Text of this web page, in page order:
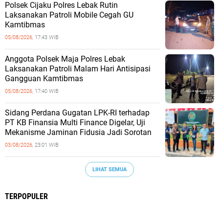
Polsek Cijaku Polres Lebak Rutin
Laksanakan Patroli Mobile Cegah GU
Kamtibmas
05/08/2026, 17:43 WIB
Anggota Polsek Maja Polres Lebak
Laksanakan Patroli Malam Hari Antisipasi
Gangguan Kamtibmas
05/08/2026, 17:40 WIB
Sidang Perdana Gugatan LPK-RI terhadap
PT KB Finansia Multi Finance Digelar, Uji
Mekanisme Jaminan Fidusia Jadi Sorotan
03/08/2026, 23:01 WIB
LIHAT SEMUA
TERPOPULER